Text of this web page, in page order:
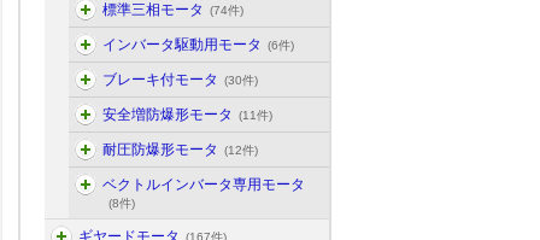
標準三相モータ (74件)
インバータ駆動用モータ (6件)
ブレーキ付モータ (30件)
安全増防爆形モータ (11件)
耐圧防爆形モータ (12件)
ベクトルインバータ専用モータ
(8件)
ギヤードモータ (167件)